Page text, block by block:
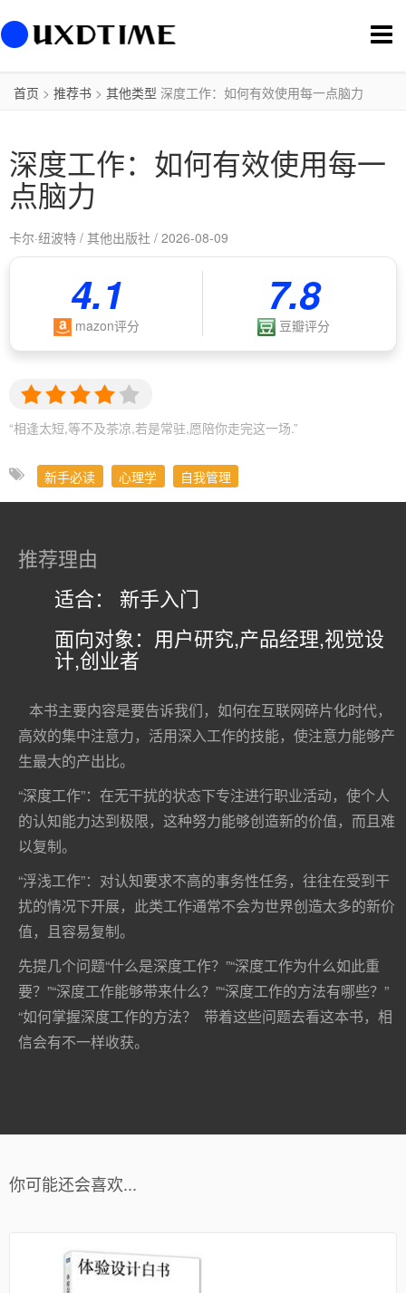
切
换
首页 > 推荐书 > 其他类型 深度工作：如何有效使用每一点脑力
深度工作：如何有效使用每一
点脑力
卡尔·纽波特 / 其他出版社 / 2026-08-09
4.1
mazon评分
7.8
豆瓣评分
“相逢太短,等不及茶凉,若是常驻,愿陪你走完这一场.”
新手必读 心理学 自我管理
推荐理由
适合： 新手入门
面向对象：用户研究,产品经理,视觉设
计,创业者
本书主要内容是要告诉我们，如何在互联网碎片化时代，
高效的集中注意力，活用深入工作的技能，使注意力能够产
生最大的产出比。
“深度工作”：在无干扰的状态下专注进行职业活动，使个人
的认知能力达到极限，这种努力能够创造新的价值，而且难
以复制。
“浮浅工作”：对认知要求不高的事务性任务，往往在受到干
扰的情况下开展，此类工作通常不会为世界创造太多的新价
值，且容易复制。
先提几个问题“什么是深度工作？”“深度工作为什么如此重
要？”“深度工作能够带来什么？”“深度工作的方法有哪些？”
“如何掌握深度工作的方法？ 带着这些问题去看这本书，相
信会有不一样收获。
你可能还会喜欢...